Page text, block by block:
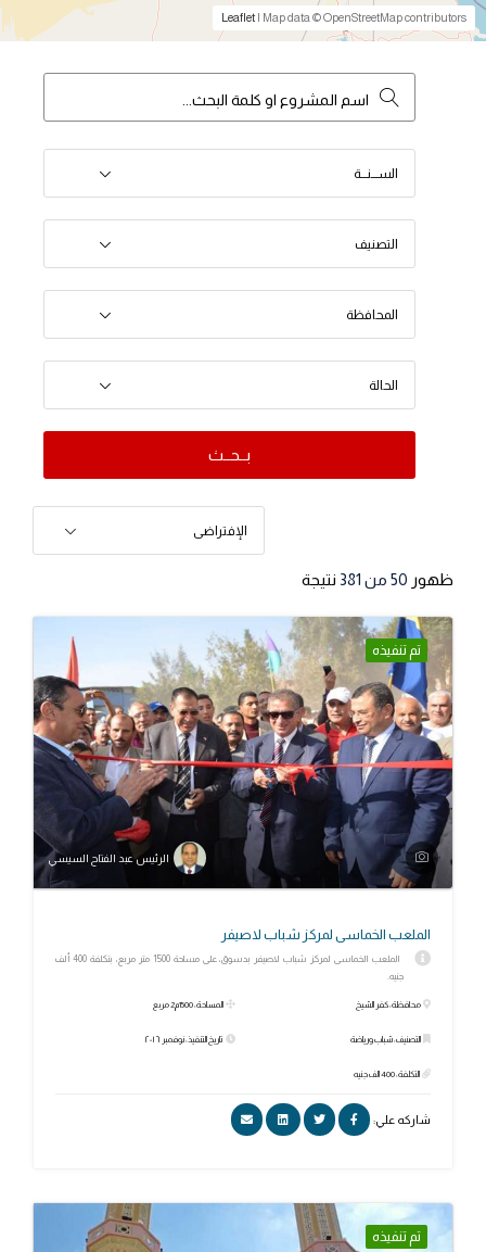
Leaflet | Map data © OpenStreetMap contributors
الســـنـــة
التصنيف
المحافظة
الحالة
بــحــث
الإفتراضى
ظهور 50 من 381 نتيجة
تم تنفيذه
الرئيس عبد الفتاح السيسي
الملعب الخماسى لمركز شباب لاصيفر
الملعب الخماسى لمركز شباب لاصيفر بدسوق، على مساحة 1500 متر مربع، بتكلفة 400 ألف
جنيه.
محافظة: كفر الشيخ
التصنيف: شباب ورياضة
التكلفة: 400 الف جنيه
المساحة: 1500م2 مربع
تاريخ التنفيذ: نوفمبر ٢٠١٦
شاركه علي:
تم تنفيذه